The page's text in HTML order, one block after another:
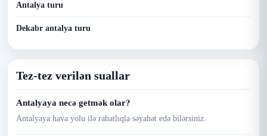
Antalya turu
Dekabr antalya turu
Tez-tez verilən suallar
Antalyaya necə getmək olar?
Antalyaya hava yolu ilə rahatlıqla səyahət edə bilərsiniz.